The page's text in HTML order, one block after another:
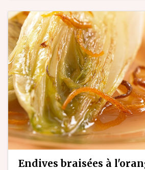
endives braisées à